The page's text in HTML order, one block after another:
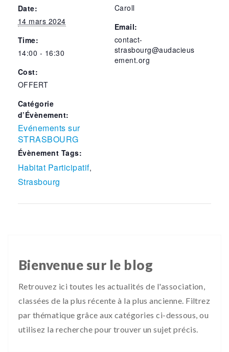
Date:
14 mars 2024
Time:
14:00 - 16:30
Cost:
OFFERT
Catégorie
d’Évènement:
Evénements sur
STRASBOURG
Évènement Tags:
Habitat Participatif,
Strasbourg
Caroll
Email:
contact-
strasbourg@audacieus
ement.org
Bienvenue sur le blog
Retrouvez ici toutes les actualités de l'association,
classées de la plus récente à la plus ancienne. Filtrez
par thématique grâce aux catégories ci-dessous, ou
utilisez la recherche pour trouver un sujet précis.